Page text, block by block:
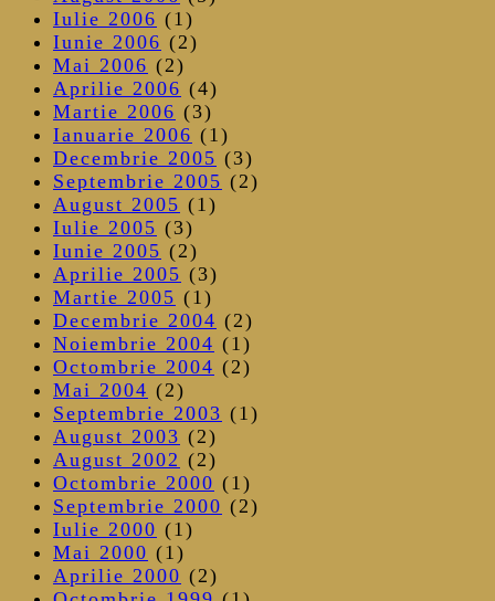
Iulie 2006 (1)
Iunie 2006 (2)
Mai 2006 (2)
Aprilie 2006 (4)
Martie 2006 (3)
Ianuarie 2006 (1)
Decembrie 2005 (3)
Septembrie 2005 (2)
August 2005 (1)
Iulie 2005 (3)
Iunie 2005 (2)
Aprilie 2005 (3)
Martie 2005 (1)
Decembrie 2004 (2)
Noiembrie 2004 (1)
Octombrie 2004 (2)
Mai 2004 (2)
Septembrie 2003 (1)
August 2003 (2)
August 2002 (2)
Octombrie 2000 (1)
Septembrie 2000 (2)
Iulie 2000 (1)
Mai 2000 (1)
Aprilie 2000 (2)